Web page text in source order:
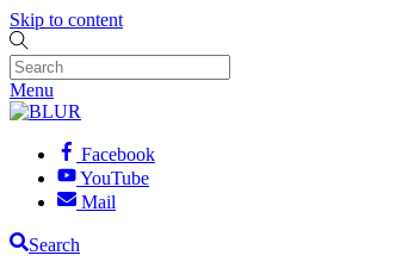
Skip to content
Menu
Facebook
YouTube
Mail
Search